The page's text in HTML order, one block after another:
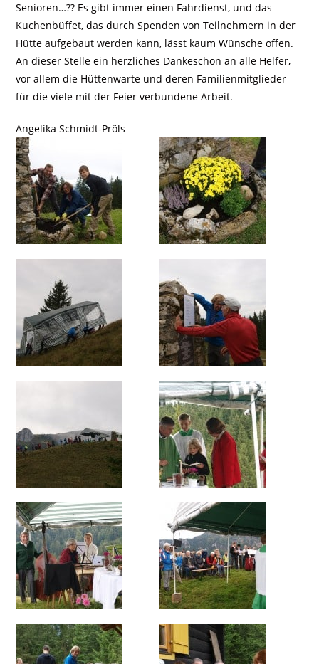
Senioren…?? Es gibt immer einen Fahrdienst, und das
Kuchenbüffet, das durch Spenden von Teilnehmern in der
Hütte aufgebaut werden kann, lässt kaum Wünsche offen.
An dieser Stelle ein herzliches Dankeschön an alle Helfer,
vor allem die Hüttenwarte und deren Familienmitglieder
für die viele mit der Feier verbundene Arbeit.
Angelika Schmidt-Pröls